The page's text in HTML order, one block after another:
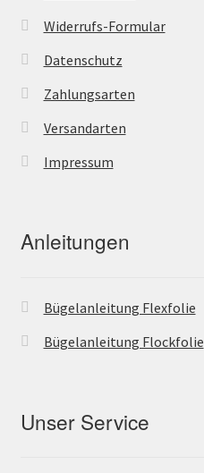
Widerrufs-Formular
Datenschutz
Zahlungsarten
Versandarten
Impressum
Anleitungen
Bügelanleitung Flexfolie
Bügelanleitung Flockfolie
Unser Service